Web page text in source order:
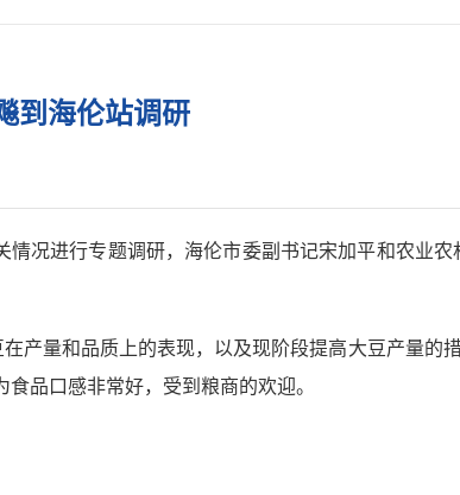
到海伦站调研
况进行专题调研，海伦市委副书记宋加平和农业
产量和品质上的表现，以及现阶段提高大豆产量的
品口感非常好，受到粮商的欢迎。